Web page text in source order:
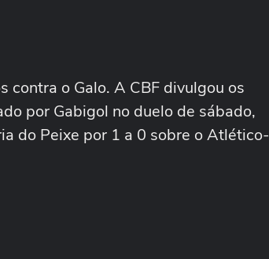
contra o Galo. A CBF divulgou os
por Gabigol no duelo de sábado,
do Peixe por 1 a 0 sobre o Atlético-